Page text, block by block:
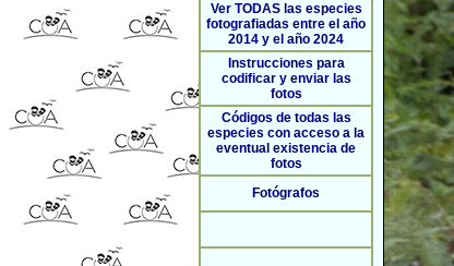
Ver TODAS las especies
fotografiadas entre el año
2014 y el año 2024
Instrucciones para
codificar y enviar las
fotos
Códigos de todas las
especies con acceso a la
eventual existencia de
fotos
Fotógrafos